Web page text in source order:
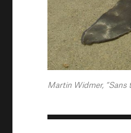
Martin Widmer, “Sans